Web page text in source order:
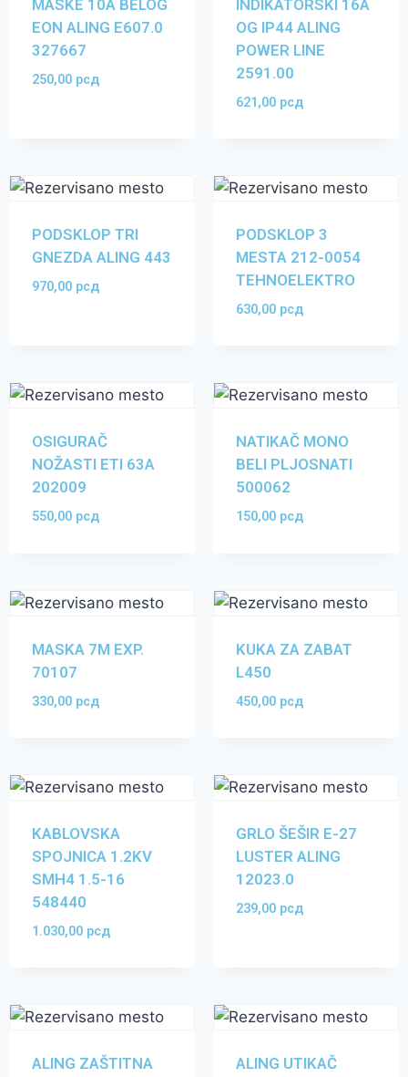
MASKE 10A BELOG
EON ALING E607.0
327667
250,00 рсд
INDIKATORSKI 16A
OG IP44 ALING
POWER LINE
2591.00
621,00 рсд
PODSKLOP TRI
GNEZDA ALING 443
970,00 рсд
PODSKLOP 3
MESTA 212-0054
TEHNOELEKTRO
630,00 рсд
OSIGURAČ
NOŽASTI ETI 63A
202009
550,00 рсд
NATIKAČ MONO
BELI PLJOSNATI
500062
150,00 рсд
MASKA 7M EXP.
70107
330,00 рсд
KUKA ZA ZABAT
L450
450,00 рсд
KABLOVSKA
SPOJNICA 1.2KV
SMH4 1.5-16
548440
1.030,00 рсд
GRLO ŠEŠIR E-27
LUSTER ALING
12023.0
239,00 рсд
ALING ZAŠTITNA
ALING UTIKAČ